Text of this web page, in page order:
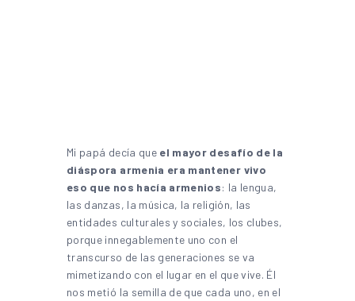
Mi papá decía que el mayor desafío de la
diáspora armenia era mantener vivo
eso que nos hacía armenios: la lengua,
las danzas, la música, la religión, las
entidades culturales y sociales, los clubes,
porque innegablemente uno con el
transcurso de las generaciones se va
mimetizando con el lugar en el que vive. Él
nos metió la semilla de que cada uno, en el